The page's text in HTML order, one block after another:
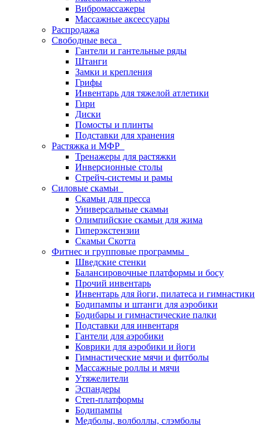
Вибромассажеры
Массажные аксессуары
Распродажа
Свободные веса
Гантели и гантельные ряды
Штанги
Замки и крепления
Грифы
Инвентарь для тяжелой атлетики
Гири
Диски
Помосты и плинты
Подставки для хранения
Растяжка и МФР
Тренажеры для растяжки
Инверсионные столы
Стрейч-системы и рамы
Силовые скамьи
Скамьи для пресса
Универсальные скамьи
Олимпийские скамьи для жима
Гиперэкстензии
Скамьи Скотта
Фитнес и групповые программы
Шведские стенки
Балансировочные платформы и босу
Прочий инвентарь
Инвентарь для йоги, пилатеса и гимнастики
Бодипампы и штанги для аэробики
Бодибары и гимнастические палки
Подставки для инвентаря
Гантели для аэробики
Коврики для аэробики и йоги
Гимнастические мячи и фитболы
Массажные роллы и мячи
Утяжелители
Эспандеры
Степ-платформы
Бодипампы
Медболы, волболлы, слэмболы